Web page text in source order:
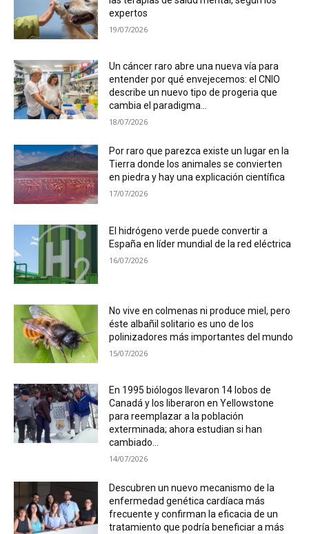
expertos
19/07/2026
Un cáncer raro abre una nueva vía para
entender por qué envejecemos: el CNIO
describe un nuevo tipo de progeria que
cambia el paradigma...
18/07/2026
Por raro que parezca existe un lugar en la
Tierra donde los animales se convierten
en piedra y hay una explicación científica
17/07/2026
El hidrógeno verde puede convertir a
España en líder mundial de la red eléctrica
16/07/2026
No vive en colmenas ni produce miel, pero
éste albañil solitario es uno de los
polinizadores más importantes del mundo
15/07/2026
En 1995 biólogos llevaron 14 lobos de
Canadá y los liberaron en Yellowstone
para reemplazar a la población
exterminada; ahora estudian si han
cambiado...
14/07/2026
Descubren un nuevo mecanismo de la
enfermedad genética cardíaca más
frecuente y confirman la eficacia de un
tratamiento que podría beneficiar a más